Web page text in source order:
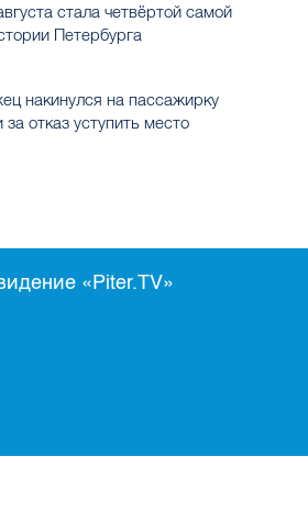
стала четвёртой самой
Петербурга
накинулся на пассажирку
за отказ уступить место
«Piter.TV»